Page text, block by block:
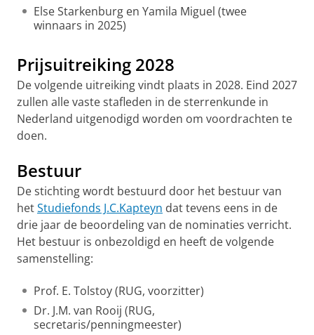
Else Starkenburg en Yamila Miguel (twee
winnaars in 2025)
Prijsuitreiking 2028
De volgende uitreiking vindt plaats in 2028. Eind 2027
zullen alle vaste stafleden in de sterrenkunde in
Nederland uitgenodigd worden om voordrachten te
doen.
Bestuur
De stichting wordt bestuurd door het bestuur van
hetStudiefonds J.C.Kapteyn dat tevens eens in de
drie jaar de beoordeling van de nominaties verricht.
Het bestuur is onbezoldigd en heeft de volgende
samenstelling:
Prof. E. Tolstoy (RUG, voorzitter)
Dr. J.M. van Rooij (RUG,
secretaris/penningmeester)